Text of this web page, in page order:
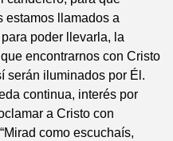
estamos llamados a
poder llevarla, la
encontrarnos con Cristo
serán iluminados por Él.
continua, interés por
a Cristo con
como escuchaís,